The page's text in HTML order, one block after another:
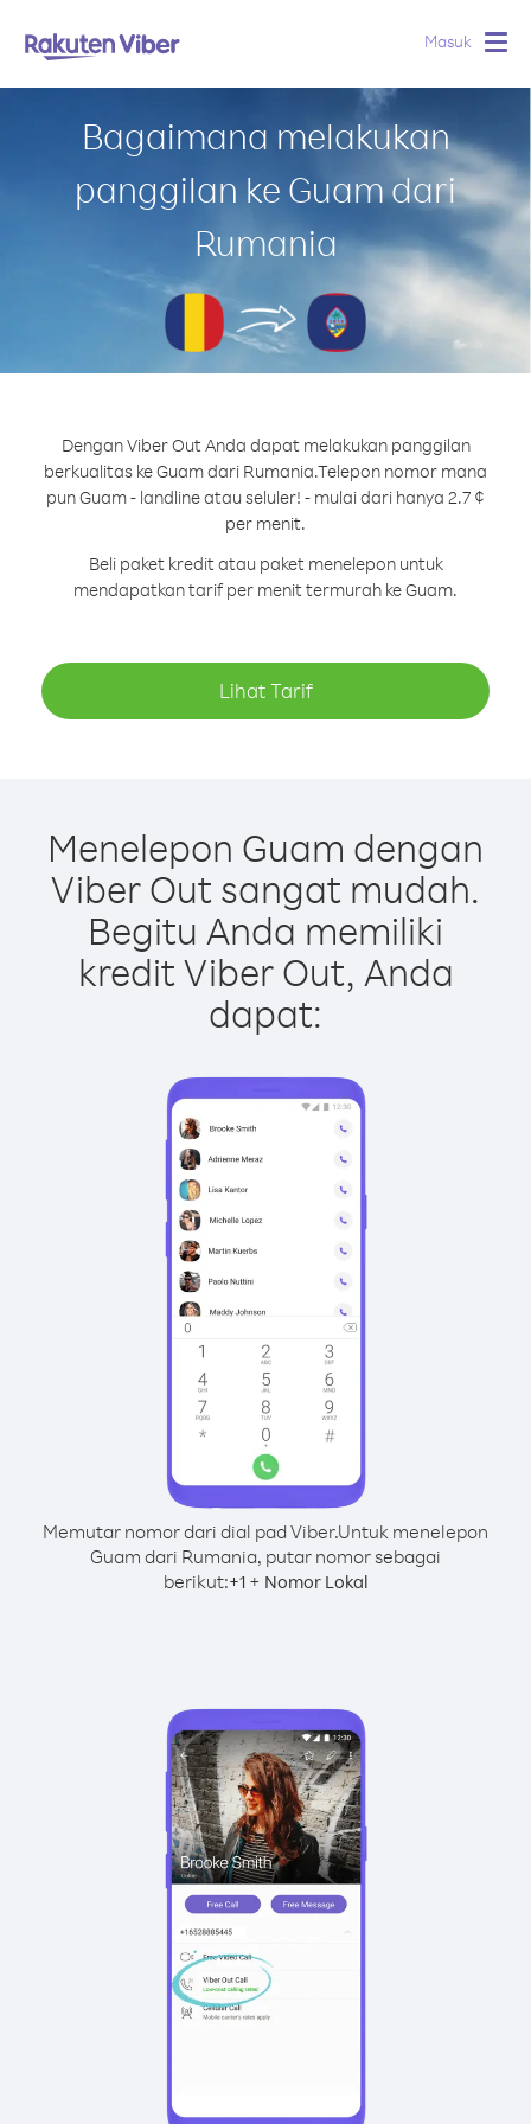
Masuk
Bagaimana melakukan
panggilan ke Guam dari
Rumania
Dengan Viber Out Anda dapat melakukan panggilan
berkualitas ke Guam dari Rumania.Telepon nomor mana
pun Guam - landline atau seluler! - mulai dari hanya 2.7 ¢
per menit.
Beli paket kredit atau paket menelepon untuk
mendapatkan tarif per menit termurah ke Guam.
Lihat Tarif
Menelepon Guam dengan
Viber Out sangat mudah.
Begitu Anda memiliki
kredit Viber Out, Anda
dapat:
Memutar nomor dari dial pad Viber.Untuk menelepon
Guam dari Rumania, putar nomor sebagai
berikut:+1+ Nomor Lokal